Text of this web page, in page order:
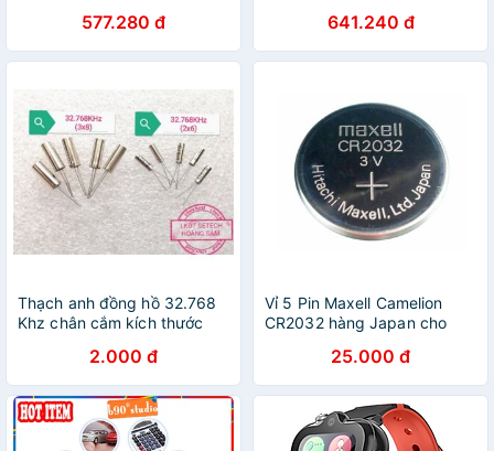
577.280 đ 641.240 đ
Thạch anh đồng hồ 32.768
Khz chân cắm kích thước
2.000 đ
Vỉ 5 Pin Maxell Camelion
CR2032 hàng Japan cho
25.000 đ